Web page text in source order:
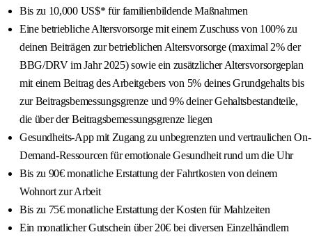
Bis zu 10,000 US$* für familienbildende Maßnahmen
Eine betriebliche Altersvorsorge mit einem Zuschuss von 100% zu
deinen Beiträgen zur betrieblichen Altersvorsorge (maximal 2% der
BBG/DRV im Jahr 2025) sowie ein zusätzlicher Altersvorsorgeplan
mit einem Beitrag des Arbeitgebers von 5% deines Grundgehalts bis
zur Beitragsbemessungsgrenze und 9% deiner Gehaltsbestandteile,
die über der Beitragsbemessungsgrenze liegen
Gesundheits-App mit Zugang zu unbegrenzten und vertraulichen On-
Demand-Ressourcen für emotionale Gesundheit rund um die Uhr
Bis zu 90€ monatliche Erstattung der Fahrtkosten von deinem
Wohnort zur Arbeit
Bis zu 75€ monatliche Erstattung der Kosten für Mahlzeiten
Ein monatlicher Gutschein über 20€ bei diversen Einzelhändlern